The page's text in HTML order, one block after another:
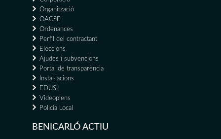
Organització
OACSE
Ordenances
Perfil del contractant
Eleccions
Ajudes i subvencions
Portal de transparència
Instal·lacions
EDUSI
Videoplens
Policia Local
BENICARLÓ ACTIU